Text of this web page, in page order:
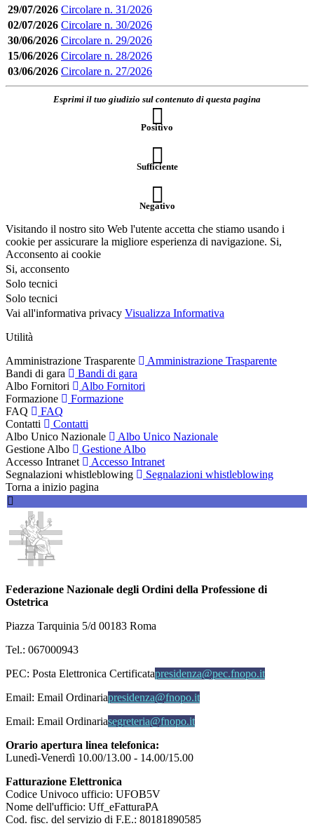
29/07/2026 Circolare n. 31/2026
02/07/2026 Circolare n. 30/2026
30/06/2026 Circolare n. 29/2026
15/06/2026 Circolare n. 28/2026
03/06/2026 Circolare n. 27/2026
Esprimi il tuo giudizio sul contenuto di questa pagina
Positivo
Sufficiente
Negativo
Visitando il nostro sito Web l'utente accetta che stiamo usando i
cookie per assicurare la migliore esperienza di navigazione. Si,
Acconsento ai cookie
Si, acconsento
Solo tecnici
Solo tecnici
Vai all'informativa privacy Visualizza Informativa
Utilità
Amministrazione Trasparente
Amministrazione Trasparente
Bandi di gara
Bandi di gara
Albo Fornitori
Albo Fornitori
Formazione
Formazione
FAQ
FAQ
Contatti
Contatti
Albo Unico Nazionale
Albo Unico Nazionale
Gestione Albo
Gestione Albo
Accesso Intranet
Accesso Intranet
Segnalazioni whistleblowing
Segnalazioni whistleblowing
Torna a inizio pagina
Federazione Nazionale degli Ordini della Professione di
Ostetrica
Piazza Tarquinia 5/d 00183 Roma
Tel.: 067000943
PEC: Posta Elettronica Certificatapresidenza@pec.fnopo.it
Email: Email Ordinariapresidenza@fnopo.it
Email: Email Ordinariasegreteria@fnopo.it
Orario apertura linea telefonica:
Lunedì-Venerdì 10.00/13.00 - 14.00/15.00
Fatturazione Elettronica
Codice Univoco ufficio: UFOB5V
Nome dell'ufficio: Uff_eFatturaPA
Cod. fisc. del servizio di F.E.: 80181890585